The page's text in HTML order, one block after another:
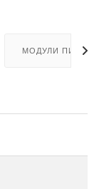
МОДУЛИ